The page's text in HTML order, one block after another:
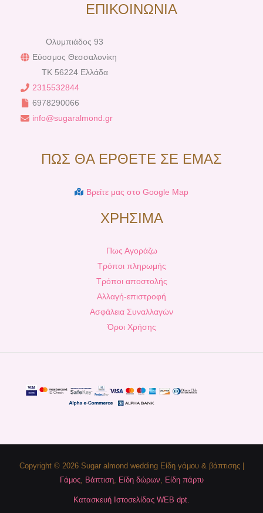
ΕΠΙΚΟΙΝΩΝΙΑ
Ολυμπιάδος 93
Εύοσμος Θεσσαλονίκη
TK 56224 Ελλάδα
2315532844
6978290066
info@sugaralmond.gr
ΠΩΣ ΘΑ ΕΡΘΕΤΕ ΣΕ ΕΜΑΣ
Βρείτε μας στο Google Map
ΧΡΗΣΙΜΑ
Πως Αγοράζω
Τρόποι πληρωμής
Τρόποι αποστολής
Αλλαγή-επιστροφή
Ασφάλεια Συναλλαγών
Όροι Χρήσης
Copyright © 2026 Sugar almond wedding Είδη γάμου & βάπτισης |
Γάμος, Βάπτιση, Είδη δώρων, Είδη πάρτυ
Κατασκευή Ιστοσελίδας WEB dpt.